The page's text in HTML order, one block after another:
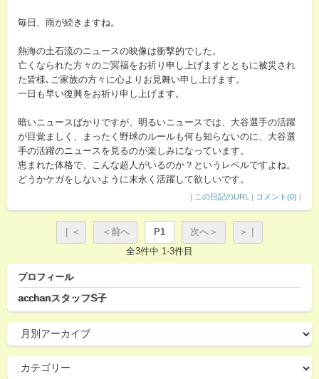
毎日、雨が続きますね。
熱海の土石流のニュースの映像は衝撃的でした。
亡くなられた方々のご冥福をお祈り申し上げますとともに被災され
た皆様､ご家族の方々に心よりお見舞い申し上げます。
一日も早い復興をお祈り申し上げます。
暗いニュースばかりですが、明るいニュースでは、大谷選手の活躍
が目覚ましく、まったく野球のルールも何も知らないのに、大谷選
手の活躍のニュースを見るのが楽しみになっています。
恵まれた体格で、こんな超人がいるのか？というレベルですよね。
どうかケガをしないように末永く活躍して欲しいです。
| この日記のURL | コメント(0) |
｜＜ ＜前へ P1 次へ＞
＞｜
全3件中 1-3件目
プロフィール
acchanスタッフS子